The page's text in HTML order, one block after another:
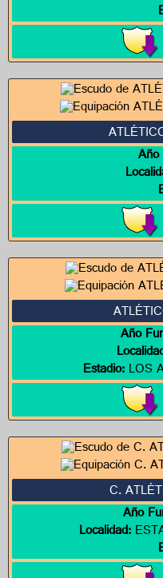
Año
Estadio:LOS
C.
Año
Localidad: